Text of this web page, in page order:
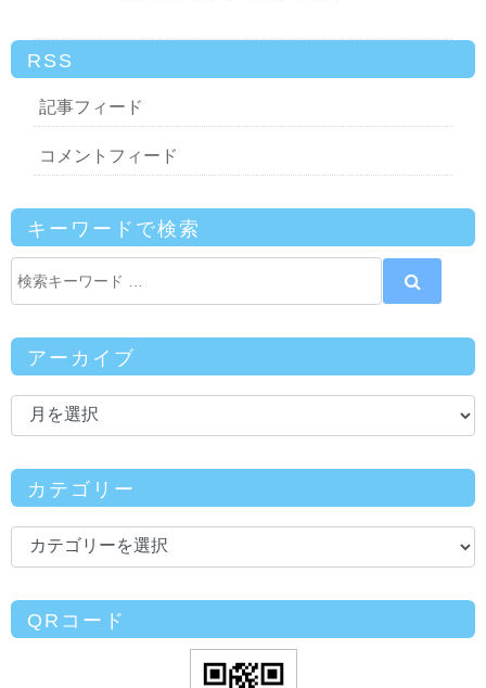
RSS
記事フィード
コメントフィード
キーワードで検索
アーカイブ
カテゴリー
QRコード